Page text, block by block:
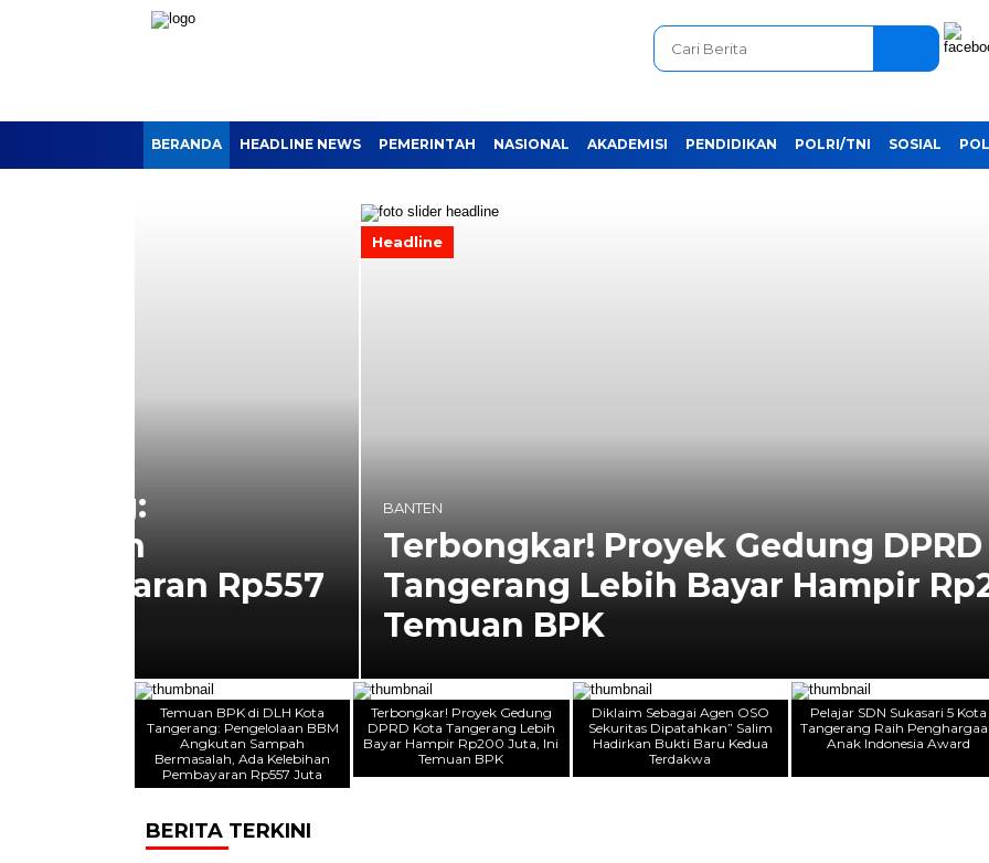
BERANDA HEADLINE NEWS PEMERINTAH NASIONAL AKADEMISI PENDIDIKAN POLRI/TNI SOSIAL
‎Terbongkar! Proyek Gedung DPRD Kota
Tangerang Lebih Bayar Hampir Rp200 Juta, Ini
Temuan BPK di DLH Kota
Tangerang: Pengelolaan BBM
Angkutan Sampah
Bermasalah, Ada Kelebihan
Pembayaran Rp557 Juta
‎Terbongkar! Proyek Gedung
DPRD Kota Tangerang Lebih
Bayar Hampir Rp200 Juta, Ini
Temuan BPK
Diklaim Sebagai Agen OSO
Sekuritas Dipatahkan” Salim
Hadirkan Bukti Baru Kedua
Terdakwa
Pelajar SDN Sukasari 5 Kota
Tangerang Raih
Anak Indonesia Award
BERITA TERKINI